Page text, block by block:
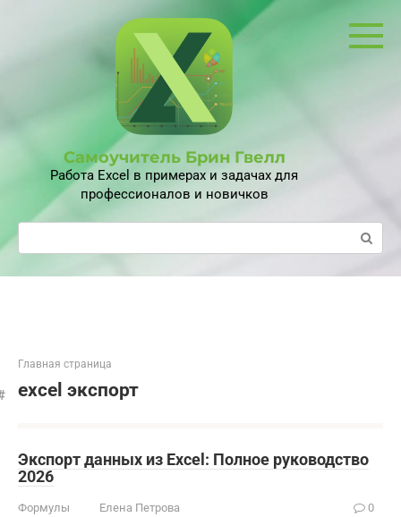
Самоучитель Брин Гвелл
Работа Excel в примерах и задачах для
профессионалов и новичков
Поиск:
Главная страница
excel экспорт
Экспорт данных из Excel: Полное руководство
2026
Формулы Елена Петрова 0